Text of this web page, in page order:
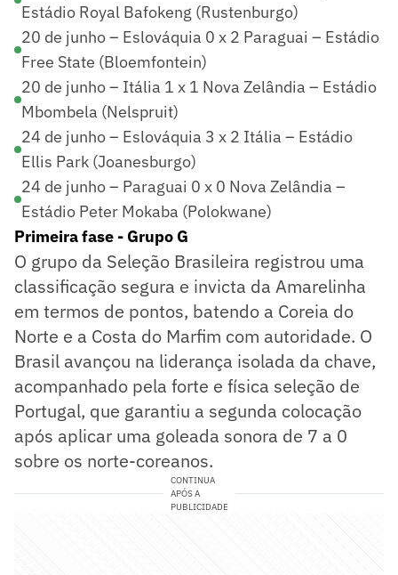
Estádio Royal Bafokeng (Rustenburgo)
20 de junho – Eslováquia 0 x 2 Paraguai – Estádio
Free State (Bloemfontein)
20 de junho – Itália 1 x 1 Nova Zelândia – Estádio
Mbombela (Nelspruit)
24 de junho – Eslováquia 3 x 2 Itália – Estádio
Ellis Park (Joanesburgo)
24 de junho – Paraguai 0 x 0 Nova Zelândia –
Estádio Peter Mokaba (Polokwane)
Primeira fase - Grupo G
O grupo da Seleção Brasileira registrou uma
classificação segura e invicta da Amarelinha
em termos de pontos, batendo a Coreia do
Norte e a Costa do Marfim com autoridade. O
Brasil avançou na liderança isolada da chave,
acompanhado pela forte e física seleção de
Portugal, que garantiu a segunda colocação
após aplicar uma goleada sonora de 7 a 0
sobre os norte-coreanos.
CONTINUA
APÓS A
PUBLICIDADE